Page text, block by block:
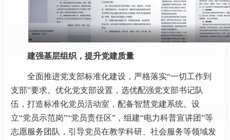
建强基层组织，提升党建质量
全面推进党支部标准化建设，严格落实“一切工作到
支部”要求。优化党支部设置，选优配强党支部书记队
伍，打造标准化党员活动室，配备智慧党建系统。设
立“党员示范岗”“党员责任区”，组建“电力科普宣讲团”等
志愿服务团队，引导党员在教学科研、社会服务等领域发